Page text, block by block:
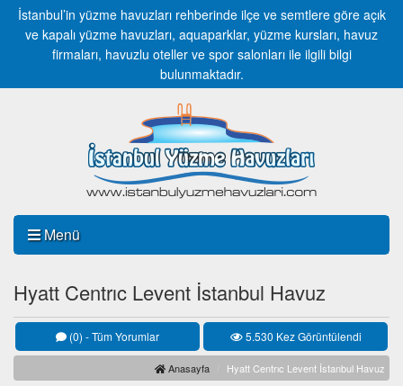
İstanbul’in yüzme havuzları rehberinde ilçe ve semtlere göre açık
ve kapalı yüzme havuzları, aquaparklar, yüzme kursları, havuz
firmaları, havuzlu oteller ve spor salonları ile ilgili bilgi
bulunmaktadır.
Menü
Hyatt Centrıc Levent İstanbul Havuz
(0) - Tüm Yorumlar 5.530 Kez Görüntülendi
Anasayfa Hyatt Centrıc Levent İstanbul Havuz